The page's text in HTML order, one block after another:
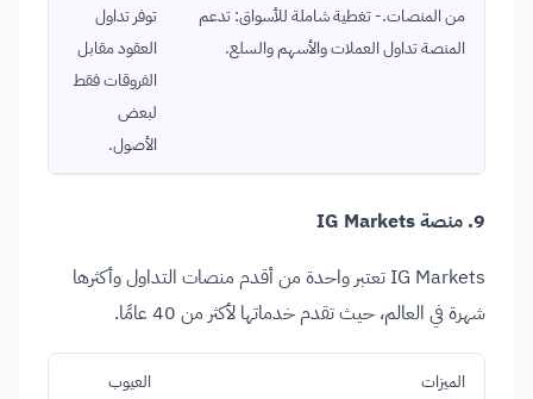
من المنصات.- تغطية شاملة للأسواق: تدعم
المنصة تداول العملات والأسهم والسلع.
توفر تداول
العقود مقابل
الفروقات فقط
لبعض
الأصول.
9. منصة IG Markets
IG Markets تعتبر واحدة من أقدم منصات التداول وأكثرها
شهرة في العالم، حيث تقدم خدماتها لأكثر من 40 عامًا.
الميزات العيوب